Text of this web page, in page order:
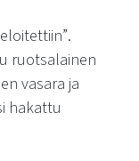
.
ruotsalainen
vasara ja
hakattu